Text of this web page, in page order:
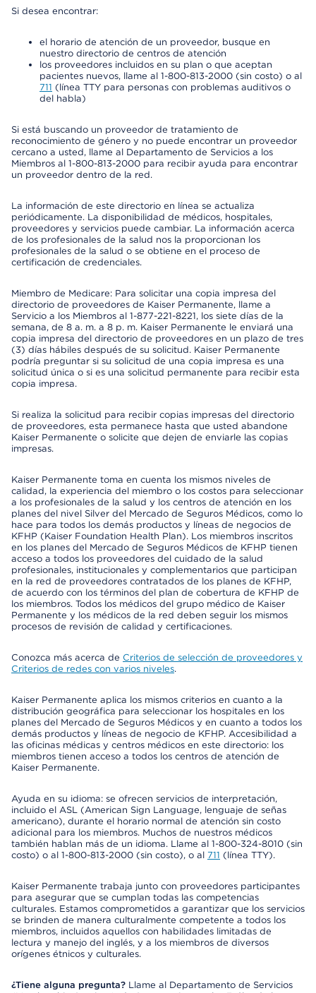
Si desea encontrar:
el horario de atención de un proveedor, busque en
nuestro directorio de centros de atención
los proveedores incluidos en su plan o que aceptan
pacientes nuevos, llame al 1-800-813-2000 (sin costo) o al
711 (línea TTY para personas con problemas auditivos o
del habla)
Si está buscando un proveedor de tratamiento de
reconocimiento de género y no puede encontrar un proveedor
cercano a usted, llame al Departamento de Servicios a los
Miembros al 1-800-813-2000 para recibir ayuda para encontrar
un proveedor dentro de la red.
La información de este directorio en línea se actualiza
periódicamente. La disponibilidad de médicos, hospitales,
proveedores y servicios puede cambiar. La información acerca
de los profesionales de la salud nos la proporcionan los
profesionales de la salud o se obtiene en el proceso de
certificación de credenciales.
Miembro de Medicare: Para solicitar una copia impresa del
directorio de proveedores de Kaiser Permanente, llame a
Servicio a los Miembros al 1-877-221-8221, los siete días de la
semana, de 8 a. m. a 8 p. m. Kaiser Permanente le enviará una
copia impresa del directorio de proveedores en un plazo de tres
(3) días hábiles después de su solicitud. Kaiser Permanente
podría preguntar si su solicitud de una copia impresa es una
solicitud única o si es una solicitud permanente para recibir esta
copia impresa.
Si realiza la solicitud para recibir copias impresas del directorio
de proveedores, esta permanece hasta que usted abandone
Kaiser Permanente o solicite que dejen de enviarle las copias
impresas.
Kaiser Permanente toma en cuenta los mismos niveles de
calidad, la experiencia del miembro o los costos para seleccionar
a los profesionales de la salud y los centros de atención en los
planes del nivel Silver del Mercado de Seguros Médicos, como lo
hace para todos los demás productos y líneas de negocios de
KFHP (Kaiser Foundation Health Plan). Los miembros inscritos
en los planes del Mercado de Seguros Médicos de KFHP tienen
acceso a todos los proveedores del cuidado de la salud
profesionales, institucionales y complementarios que participan
en la red de proveedores contratados de los planes de KFHP,
de acuerdo con los términos del plan de cobertura de KFHP de
los miembros. Todos los médicos del grupo médico de Kaiser
Permanente y los médicos de la red deben seguir los mismos
procesos de revisión de calidad y certificaciones.
Conozca más acerca de Criterios de selección de proveedores y
Criterios de redes con varios niveles.
Kaiser Permanente aplica los mismos criterios en cuanto a la
distribución geográfica para seleccionar los hospitales en los
planes del Mercado de Seguros Médicos y en cuanto a todos los
demás productos y líneas de negocio de KFHP. Accesibilidad a
las oficinas médicas y centros médicos en este directorio: los
miembros tienen acceso a todos los centros de atención de
Kaiser Permanente.
Ayuda en su idioma: se ofrecen servicios de interpretación,
incluido el ASL (American Sign Language, lenguaje de señas
americano), durante el horario normal de atención sin costo
adicional para los miembros. Muchos de nuestros médicos
también hablan más de un idioma. Llame al 1-800-324-8010 (sin
costo) o al 1-800-813-2000 (sin costo), o al 711 (línea TTY).
Kaiser Permanente trabaja junto con proveedores participantes
para asegurar que se cumplan todas las competencias
culturales. Estamos comprometidos a garantizar que los servicios
se brinden de manera culturalmente competente a todos los
miembros, incluidos aquellos con habilidades limitadas de
lectura y manejo del inglés, y a los miembros de diversos
orígenes étnicos y culturales.
¿Tiene alguna pregunta? Llame al Departamento de Servicios